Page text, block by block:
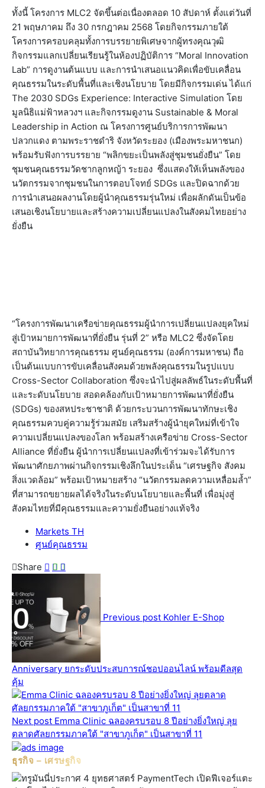
ทั้งนี้ โครงการ MLC2 จัดขึ้นต่อเนื่องตลอด 10 สัปดาห์ ตั้งแต่วันที่
21 พฤษภาคม ถึง 30 กรกฎาคม 2568 โดยกิจกรรมภายใต้
โครงการครอบคลุมทั้งการบรรยายพิเศษจากผู้ทรงคุณวุฒิ
กิจกรรมแลกเปลี่ยนเรียนรู้ในห้องปฏิบัติการ “Moral Innovation
Lab” การดูงานต้นแบบ และการนำเสนอแนวคิดเพื่อขับเคลื่อน
คุณธรรมในระดับพื้นที่และเชิงนโยบาย โดยมีกิจกรรมเด่น ได้แก่
The 2030 SDGs Experience: Interactive Simulation โดย
มูลนิธิแม่ฟ้าหลวงฯ และกิจกรรมดูงาน Sustainable & Moral
Leadership in Action ณ โครงการศูนย์บริการการพัฒนา
ปลวกแดง ตามพระราชดำริ จังหวัดระยอง (เมืองพระมหาชนก)
พร้อมรับฟังการบรรยาย “พลิกขยะเป็นพลังสู่ชุมชนยั่งยืน” โดย
ชุมชนคุณธรรมวัดชากลูกหญ้า ระยอง ซึ่งแสดงให้เห็นพลังของ
นวัตกรรมจากชุมชนในการตอบโจทย์ SDGs และปิดฉากด้วย
การนำเสนอผลงานโดยผู้นำคุณธรรมรุ่นใหม่ เพื่อผลักดันเป็นข้อ
เสนอเชิงนโยบายและสร้างความเปลี่ยนแปลงในสังคมไทยอย่าง
ยั่งยืน
“โครงการพัฒนาเครือข่ายคุณธรรมผู้นำการเปลี่ยนแปลงยุคใหม่
สู่เป้าหมายการพัฒนาที่ยั่งยืน รุ่นที่ 2” หรือ MLC2 ซึ่งจัดโดย
สถาบันวิทยาการคุณธรรม ศูนย์คุณธรรม (องค์การมหาชน) ถือ
เป็นต้นแบบการขับเคลื่อนสังคมด้วยพลังคุณธรรมในรูปแบบ
Cross-Sector Collaboration ซึ่งจะนำไปสู่ผลลัพธ์ในระดับพื้นที่
และระดับนโยบาย สอดคล้องกับเป้าหมายการพัฒนาที่ยั่งยืน
(SDGs) ของสหประชาชาติ ด้วยกระบวนการพัฒนาทักษะเชิง
คุณธรรมควบคู่ความรู้ร่วมสมัย เสริมสร้างผู้นำยุคใหม่ที่เข้าใจ
ความเปลี่ยนแปลงของโลก พร้อมสร้างเครือข่าย Cross-Sector
Alliance ที่ยั่งยืน ผู้นำการเปลี่ยนแปลงที่เข้าร่วมจะได้รับการ
พัฒนาศักยภาพผ่านกิจกรรมเชิงลึกในประเด็น “เศรษฐกิจ สังคม
สิ่งแวดล้อม” พร้อมเป้าหมายสร้าง “นวัตกรรมลดความเหลื่อมล้ำ”
ที่สามารถขยายผลได้จริงในระดับนโยบายและพื้นที่ เพื่อมุ่งสู่
สังคมไทยที่มีคุณธรรมและความยั่งยืนอย่างแท้จริง
Markets TH
ศูนย์คุณธรรม
Share
Previous post Kohler E-Shop
Anniversary ยกระดับประสบการณ์ชอปออนไลน์ พร้อมดีลสุด
คุ้ม
Next post Emma Clinic ฉลองครบรอบ 8 ปีอย่างยิ่งใหญ่ ลุย
ตลาดศัลยกรรมภาคใต้ "สาขาภูเก็ต" เป็นสาขาที่ 11
ธุรกิจ – เศรษฐกิจ